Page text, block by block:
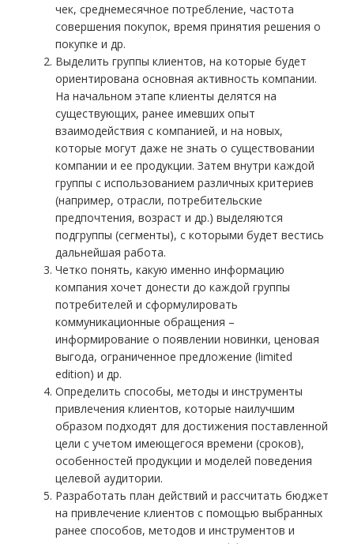
чек, среднемесячное потребление, частота
совершения покупок, время принятия решения о
покупке и др.
Выделить группы клиентов, на которые будет
ориентирована основная активность компании.
На начальном этапе клиенты делятся на
существующих, ранее имевших опыт
взаимодействия с компанией, и на новых,
которые могут даже не знать о существовании
компании и ее продукции. Затем внутри каждой
группы с использованием различных критериев
(например, отрасли, потребительские
предпочтения, возраст и др.) выделяются
подгруппы (сегменты), с которыми будет вестись
дальнейшая работа.
Четко понять, какую именно информацию
компания хочет донести до каждой группы
потребителей и сформулировать
коммуникационные обращения –
информирование о появлении новинки, ценовая
выгода, ограниченное предложение (limited
edition) и др.
Определить способы, методы и инструменты
привлечения клиентов, которые наилучшим
образом подходят для достижения поставленной
цели с учетом имеющегося времени (сроков),
особенностей продукции и моделей поведения
целевой аудитории.
Разработать план действий и рассчитать бюджет
на привлечение клиентов с помощью выбранных
ранее способов, методов и инструментов и